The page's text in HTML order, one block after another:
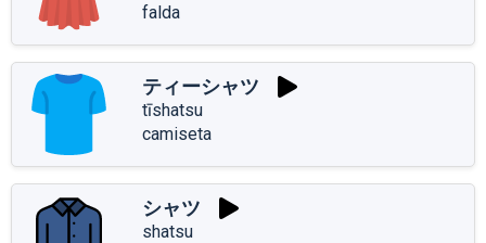
falda
ティーシャツ
tīshatsu
camiseta
シャツ
shatsu